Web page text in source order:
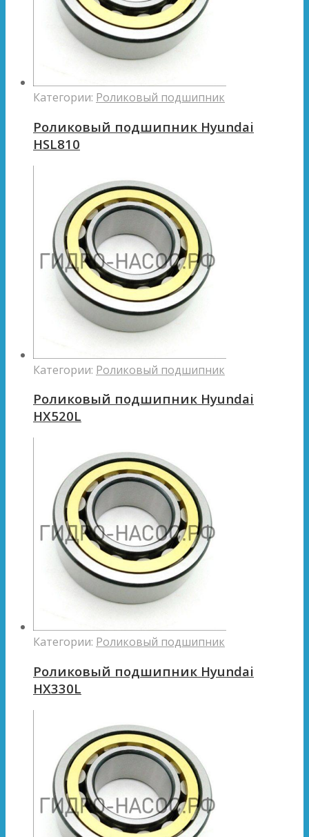
Категории: Роликовый подшипник
Роликовый подшипник Hyundai
HSL810
Категории: Роликовый подшипник
Роликовый подшипник Hyundai
HX520L
Категории: Роликовый подшипник
Роликовый подшипник Hyundai
HX330L